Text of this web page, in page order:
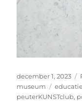
Geplaatst
op
december 1, 2023
museum
Tags
peuterKUNSTclub,